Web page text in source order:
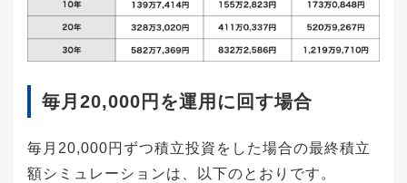
毎月20,000円を運用に回す場合
毎月20,000円ずつ積立投資をした場合の最終積立
額シミュレーションは、以下のとおりです。